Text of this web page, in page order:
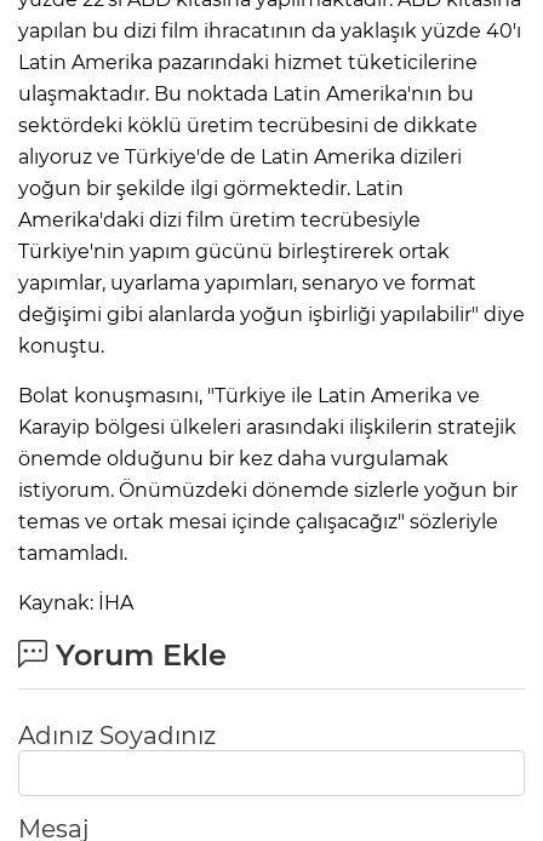
yapılan bu dizi film ihracatının da yaklaşık yüzde 40'ı
Latin Amerika pazarındaki hizmet tüketicilerine
ulaşmaktadır. Bu noktada Latin Amerika'nın bu
sektördeki köklü üretim tecrübesini de dikkate
alıyoruz ve Türkiye'de de Latin Amerika dizileri
yoğun bir şekilde ilgi görmektedir. Latin
Amerika'daki dizi film üretim tecrübesiyle
Türkiye'nin yapım gücünü birleştirerek ortak
yapımlar, uyarlama yapımları, senaryo ve format
değişimi gibi alanlarda yoğun işbirliği yapılabilir" diye
konuştu.
Bolat konuşmasını, "Türkiye ile Latin Amerika ve
Karayip bölgesi ülkeleri arasındaki ilişkilerin stratejik
önemde olduğunu bir kez daha vurgulamak
istiyorum. Önümüzdeki dönemde sizlerle yoğun bir
temas ve ortak mesai içinde çalışacağız" sözleriyle
tamamladı.
Kaynak: İHA
Yorum Ekle
Adınız Soyadınız
Mesaj